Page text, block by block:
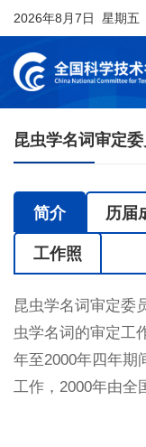
2026年8月7日 星期五
昆虫学名词审定
简介 历届
工作照
昆虫学名词审定委
虫学名词的审定工
年至2000年四年期
工作，2000年由全